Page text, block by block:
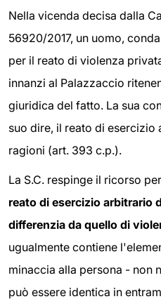
Nella vicenda decisa dalla
56920/2017, un uomo,
per il reato di violenza
innanzi al Palazzaccio
giuridica del fatto. La sua
suo dire, il reato di
ragioni (art. 393 c.p.).
La S.C. respinge il ricorso
reato di esercizio arbitrario
differenzia da quello di
ugualmente contiene
minaccia alla persona - non
può essere identica in